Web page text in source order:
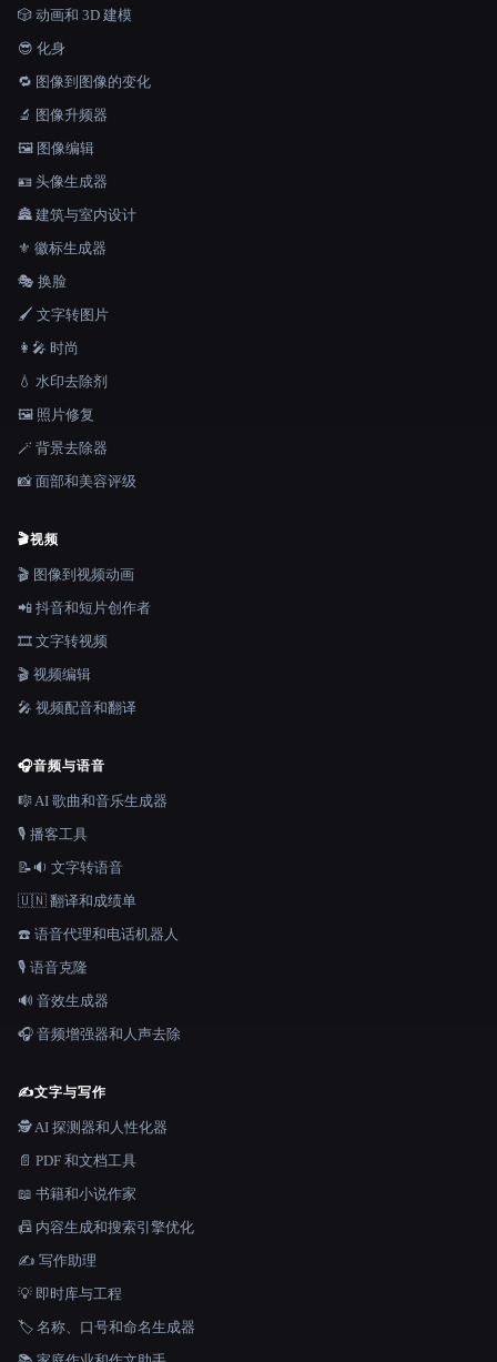
🎲 动画和 3D 建模
😎 化身
🔁 图像到图像的变化
🔬 图像升频器
🖼️ 图像编辑
🪪 头像生成器
🏯 建筑与室内设计
⚜️ 徽标生成器
🎭 换脸
🖌️ 文字转图片
👩‍🎤 时尚
💧 水印去除剂
🖼️ 照片修复
🪄 背景去除器
📸 面部和美容评级
🎬视频
🎬 图像到视频动画
📲 抖音和短片创作者
🎞️ 文字转视频
🎬 视频编辑
🎤 视频配音和翻译
🎧音频与语音
🎼 AI 歌曲和音乐生成器
🎙️ 播客工具
📝🔉 文字转语音
🇺🇳 翻译和成绩单
☎️ 语音代理和电话机器人
🎙️ 语音克隆
🔊 音效生成器
🎧 音频增强器和人声去除
✍️文字与写作
🕵️ AI 探测器和人性化器
📄 PDF 和文档工具
📖 书籍和小说作家
📠 内容生成和搜索引擎优化
✍️ 写作助理
💡 即时库与工程
🏷️ 名称、口号和命名生成器